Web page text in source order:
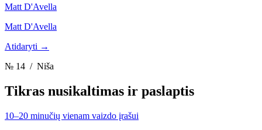
Matt D'Avella
Matt D'Avella
Atidaryti →
№ 14 / Niša
Tikras nusikaltimas ir paslaptis
10–20 minučių vienam vaizdo įrašui